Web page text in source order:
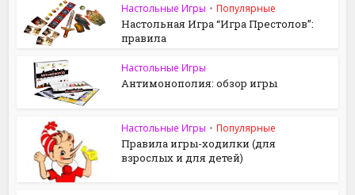
Настольные Игры • Популярные
Настольная Игра “Игра Престолов”:
правила
Настольные Игры
Антимонополия: обзор игры
Настольные Игры • Популярные
Правила игры-ходилки (для
взрослых и для детей)